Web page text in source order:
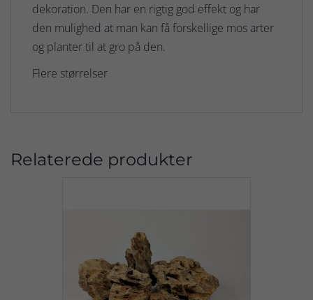
dekoration. Den har en rigtig god effekt og har
den mulighed at man kan få forskellige mos arter
og planter til at gro på den.
Flere størrelser
Relaterede produkter